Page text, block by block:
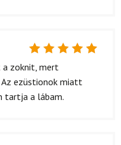
Értékelés:
5
a zoknit, mert
Az ezüstionok miatt
tartja a lábam.